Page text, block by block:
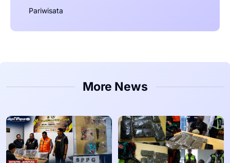
Pariwisata
More News